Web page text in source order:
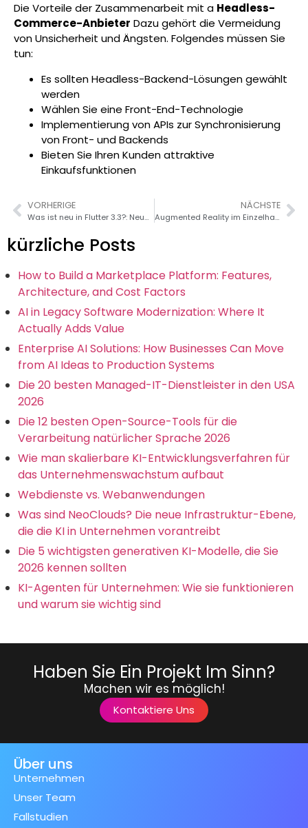
Die Vorteile der Zusammenarbeit mit a Headless-
Commerce-Anbieter Dazu gehört die Vermeidung
von Unsicherheit und Ängsten. Folgendes müssen Sie
tun:
Es sollten Headless-Backend-Lösungen gewählt
werden
Wählen Sie eine Front-End-Technologie
Implementierung von APIs zur Synchronisierung
von Front- und Backends
Bieten Sie Ihren Kunden attraktive
Einkaufsfunktionen
VORHERIGE
Was ist neu in Flutter 3.3?: Neueste Updates und Funktionen
NÄCHSTE
Augmented Reality im Einzelhandel: Geschäftsvorteile und Anwendungsfälle
kürzliche Posts
How to Build a Marketplace Platform: Features,
Architecture, and Cost Factors
AI in Legacy Software Modernization: Where It
Actually Adds Value
Enterprise AI Solutions: How Businesses Can Move
from AI Ideas to Production Systems
Die 20 besten Managed-IT-Dienstleister in den USA
2026
Die 12 besten Open-Source-Tools für die
Verarbeitung natürlicher Sprache 2026
Wie man skalierbare KI-Entwicklungsverfahren für
das Unternehmenswachstum aufbaut
Webdienste vs. Webanwendungen
Was sind NeoClouds? Die neue Infrastruktur-Ebene,
die die KI in Unternehmen vorantreibt
Die 5 wichtigsten generativen KI-Modelle, die Sie
2026 kennen sollten
KI-Agenten für Unternehmen: Wie sie funktionieren
und warum sie wichtig sind
Haben Sie Ein Projekt Im Sinn?
Machen wir es möglich!
Kontaktiere Uns
Über uns
Unternehmen
Unser Team
Fallstudien